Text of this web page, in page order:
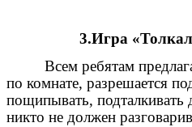
3.Игра
Всем ребятам
по комнате, разрешается
пощипывать, подталкивать
никто не должен